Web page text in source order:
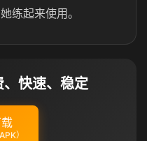
练起来使用。
快速、稳定
）